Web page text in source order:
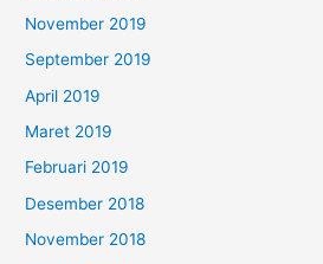
November 2019
September 2019
April 2019
Maret 2019
Februari 2019
Desember 2018
November 2018